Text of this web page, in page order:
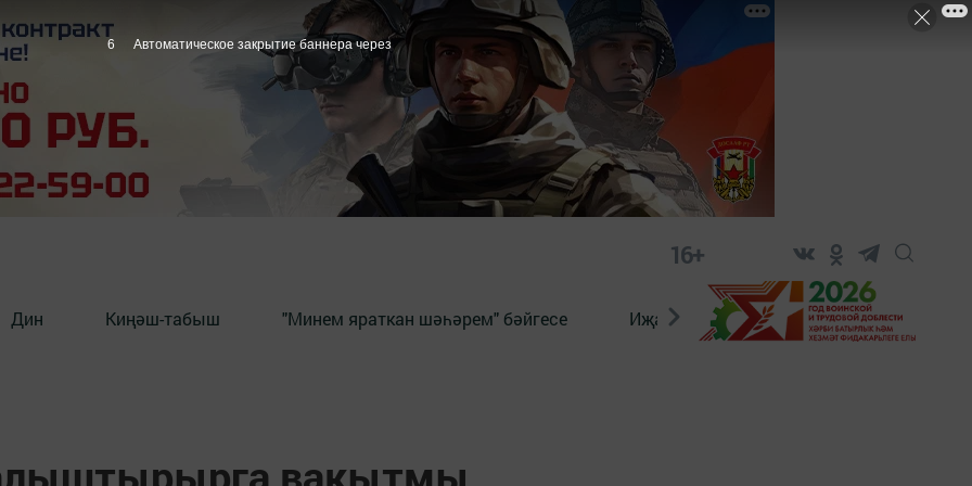
16+
Дин Киңәш-табыш "Минем яраткан шәһәрем" бәйгесе Иҗат Реклама Онлайн
вакытмы
5 Автоматическое закрытие баннера через